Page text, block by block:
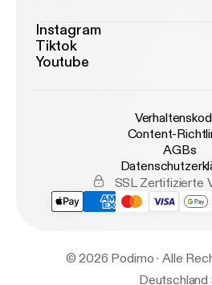
Instagram
Tiktok
Youtube
Content-
AGBs
SSL Zertifizierte
© 2026 Podimo · Alle
Deutschland